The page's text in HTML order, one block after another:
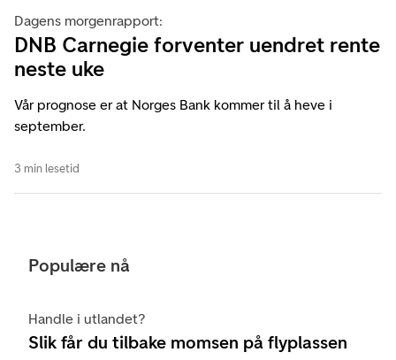
Dagens morgenrapport:
DNB Carnegie forventer uendret rente
neste uke
Vår prognose er at Norges Bank kommer til å heve i
september.
3 min lesetid
Populære nå
Handle i utlandet?
Slik får du tilbake momsen på flyplassen